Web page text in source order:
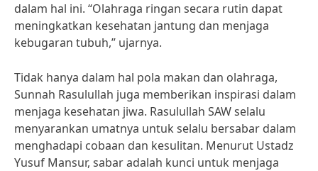
dalam hal ini. “Olahraga ringan secara rutin dapat
meningkatkan kesehatan jantung dan menjaga
kebugaran tubuh,” ujarnya.
Tidak hanya dalam hal pola makan dan olahraga,
Sunnah Rasulullah juga memberikan inspirasi dalam
menjaga kesehatan jiwa. Rasulullah SAW selalu
menyarankan umatnya untuk selalu bersabar dalam
menghadapi cobaan dan kesulitan. Menurut Ustadz
Yusuf Mansur, sabar adalah kunci untuk menjaga